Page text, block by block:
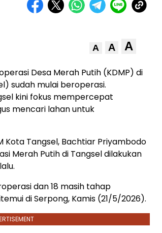
A A A
Desa Merah Putih (KDMP) di
sudah mulai beroperasi.
kini fokus mempercepat
mencari lahan untuk
Kota Tangsel, Bachtiar Priyambodo
Merah Putih di Tangsel dilakukan
dan 18 masih tahap
di Serpong, Kamis (21/5/2026).